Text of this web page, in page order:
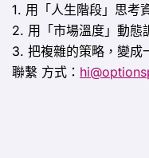
1. 用「人生階段」思考
2. 用「市場溫度」動態
3. 把複雜的策略，變成
聯繫 方式：